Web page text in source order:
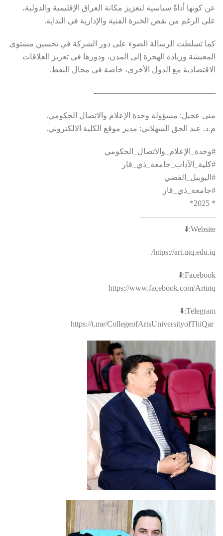
عن كونها أداةً سياسية لتعزيز مكانة العراق الإقليمية والدولية،
على الرغم من نقص الخبرة الفنية والإدارية في البداية.
كما تسلطت الرسالة الضوء على دور الشركة في تحسين مستوى
المعيشة وزيادة الهجرة إلى المدن، ودورها في تعزيز العلاقات
الاقتصادية مع الدول الأخرى، خاصة في مجال النفط.
———————————————-
منى عجيل: مسؤولة وحدة الإعلام والاتصال الحكومي.
م.د. عبد الحق السهلاني: مدير موقع الكلية الالكتروني.
#وحدة_الإعلام_والاتصال_الحكومي
#كلية_الآداب_جامعة_ذي_قار
#اليوبيل_الفضي
#جامعة_ذي_قار
* 2025*
—————————–
‏ https://t.me/CollegeofArtsUniversityofThiQar